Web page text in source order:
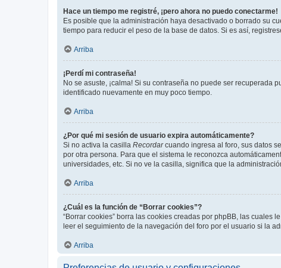
Hace un tiempo me registré, ¡pero ahora no puedo conectarme!
Es posible que la administración haya desactivado o borrado su
tiempo para reducir el peso de la base de datos. Si es así,
Arriba
¡Perdí mi contraseña!
No se asuste, ¡calma! Si su contraseña no puede ser recuperada
identificado nuevamente en muy poco tiempo.
Arriba
¿Por qué mi sesión de usuario expira automáticamente?
Si no activa la casilla Recordarcuando ingresa al foro, sus datos
por otra persona. Para que el sistema le reconozca
universidades, etc. Si no ve la casilla, significa que la
Arriba
¿Cuál es la función de “Borrar cookies”?
“Borrar cookies” borra las cookies creadas por phpBB, las
leer el seguimiento de la navegación del foro por el usuario si la
Arriba